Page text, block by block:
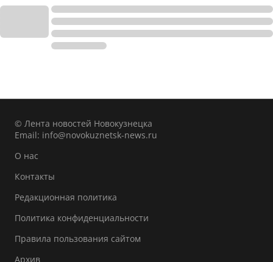
© Лента новостей Новокузнецка
Email: info@novokuznetsk-news.ru
О нас
Контакты
Редакционная политика
Политика конфиденциальности
Правила пользования сайтом
Архив